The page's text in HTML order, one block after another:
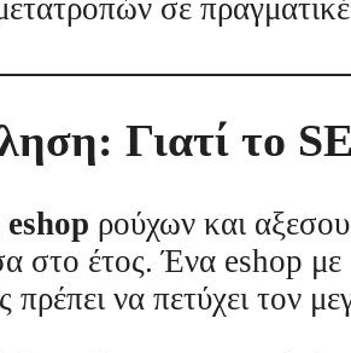
σε
Γιατί το
eshop ρούχων και
στο έτος. Ένα eshop με
πρέπει να πετύχει τον